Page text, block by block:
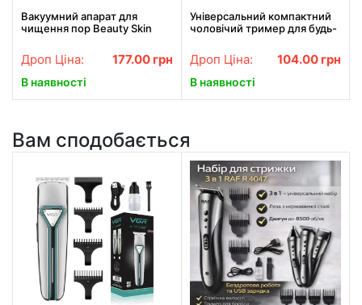
Вакуумний апарат для
чищення пор Beauty Skin
Найкраща ціна!
Дроп Ціна: 177.00 грн
В наявності
Універсальний компактний
чоловічий тример для будь-
Найкраща ціна!
Дроп Ціна: 104.00 грн
В наявності
Вам сподобається